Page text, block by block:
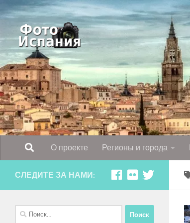
Skip to content
О проекте Регионы и города
СЛЕДИТЕ ЗА НАМИ:
Найти: